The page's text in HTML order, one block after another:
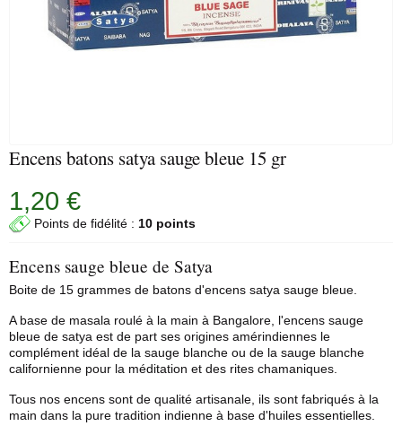
Encens batons satya sauge bleue 15 gr
1,20 €
Points de fidélité : 10 points
Encens sauge bleue de Satya
Boite de 15 grammes de batons d'encens satya sauge bleue.
A base de masala roulé à la main à Bangalore, l'encens sauge
bleue de satya est de part ses origines amérindiennes le
complément idéal de la sauge blanche ou de la sauge blanche
californienne pour la méditation et des rites chamaniques.
Tous nos encens sont de qualité artisanale, ils sont fabriqués à la
main dans la pure tradition indienne à base d'huiles essentielles.